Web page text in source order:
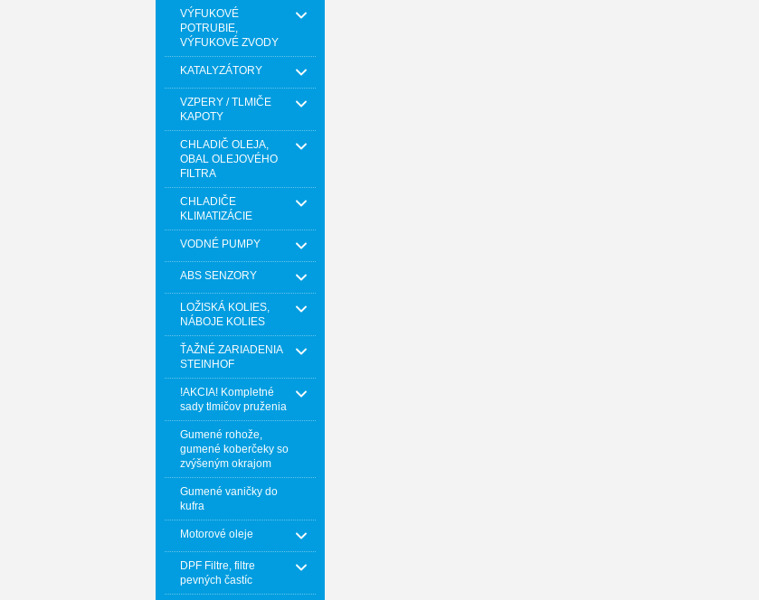
VÝFUKOVÉ
POTRUBIE,
VÝFUKOVÉ ZVODY
KATALYZÁTORY
VZPERY / TLMIČE
KAPOTY
CHLADIČ OLEJA,
OBAL OLEJOVÉHO
FILTRA
CHLADIČE
KLIMATIZÁCIE
VODNÉ PUMPY
ABS SENZORY
LOŽISKÁ KOLIES,
NÁBOJE KOLIES
ŤAŽNÉ ZARIADENIA
STEINHOF
!AKCIA! Kompletné
sady tlmičov pruženia
Gumené rohože,
gumené koberčeky so
zvýšeným okrajom
Gumené vaničky do
kufra
Motorové oleje
DPF Filtre, filtre
pevných častíc